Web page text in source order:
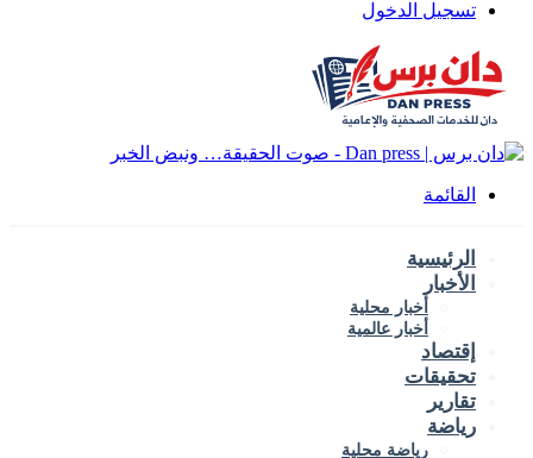
تسجيل الدخول
القائمة
الرئيسية
الأخبار
أخبار محلية
أخبار عالمية
إقتصاد
تحقيقات
تقارير
رياضة
رياضة محلية